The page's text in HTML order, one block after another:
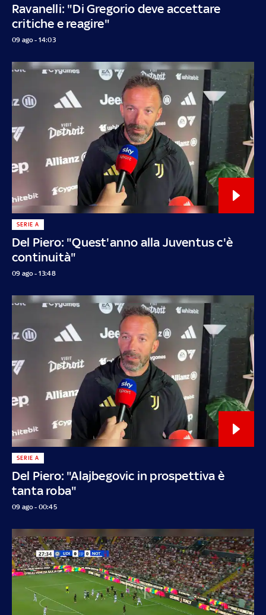
Ravanelli: "Di Gregorio deve accettare
critiche e reagire"
09 ago - 14:03
Del Piero: "Quest'anno alla Juventus c'è
continuità"
SERIE A
09 ago - 13:48
Del Piero: "Alajbegovic in prospettiva è
tanta roba"
SERIE A
09 ago - 00:45